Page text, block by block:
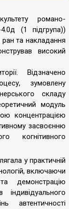
романо-
(1 підгрупа))
та накладання
високий
Відзначено
зумовлену
складу
модуль
концентрацією
засвоєнню
когнітивного
у практичній
включаючи
демонстрацію
автентичності